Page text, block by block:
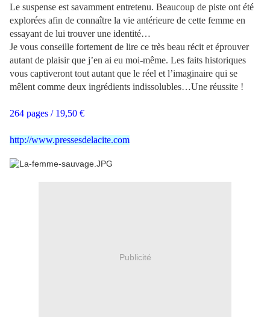
Le suspense est savamment entretenu. Beaucoup de piste ont été
explorées afin de connaître la vie antérieure de cette femme en
essayant de lui trouver une identité…
Je vous conseille fortement de lire ce très beau récit et éprouver
autant de plaisir que j’en ai eu moi-même. Les faits historiques
vous captiveront tout autant que le réel et l’imaginaire qui se
mêlent comme deux ingrédients indissolubles…Une réussite !
264 pages / 19,50 €
http://www.pressesdelacite.com
Publicité